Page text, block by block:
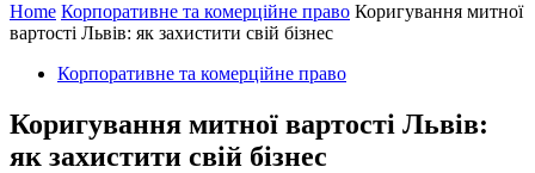
Home Корпоративне та комерційне право Коригування митної
вартості Львів: як захистити свій бізнес
Корпоративне та комерційне право
Коригування митної вартості Львів:
як захистити свій бізнес